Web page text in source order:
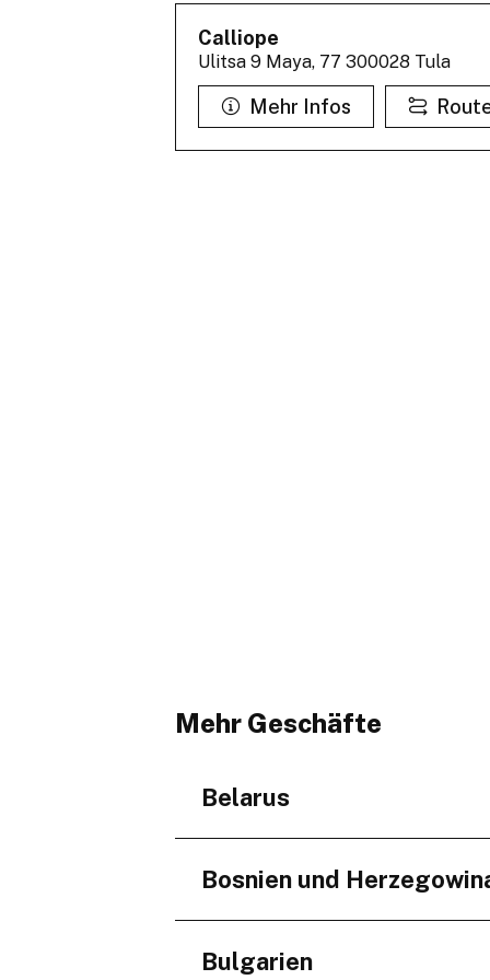
Calliope
Ulitsa 9 Maya, 77 300028 Tula
Mehr Infos
Mehr Geschäfte
Belarus
Regionen
Minskaja voblasć
Bosnien und
Regionen
Bulgarien